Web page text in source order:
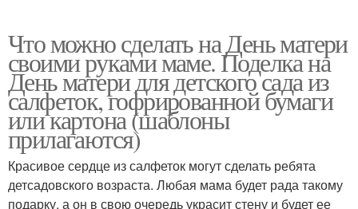
Что можно сделать на День матери
своими руками маме. Поделка на
День матери для детского сада из
салфеток, гофрированной бумаги
или картона (шаблоны
прилагаются)
Красивое сердце из салфеток могут сделать ребята
детсадовского возраста. Любая мама будет рада такому
подарку, а он в свою очередь украсит стену и будет ее